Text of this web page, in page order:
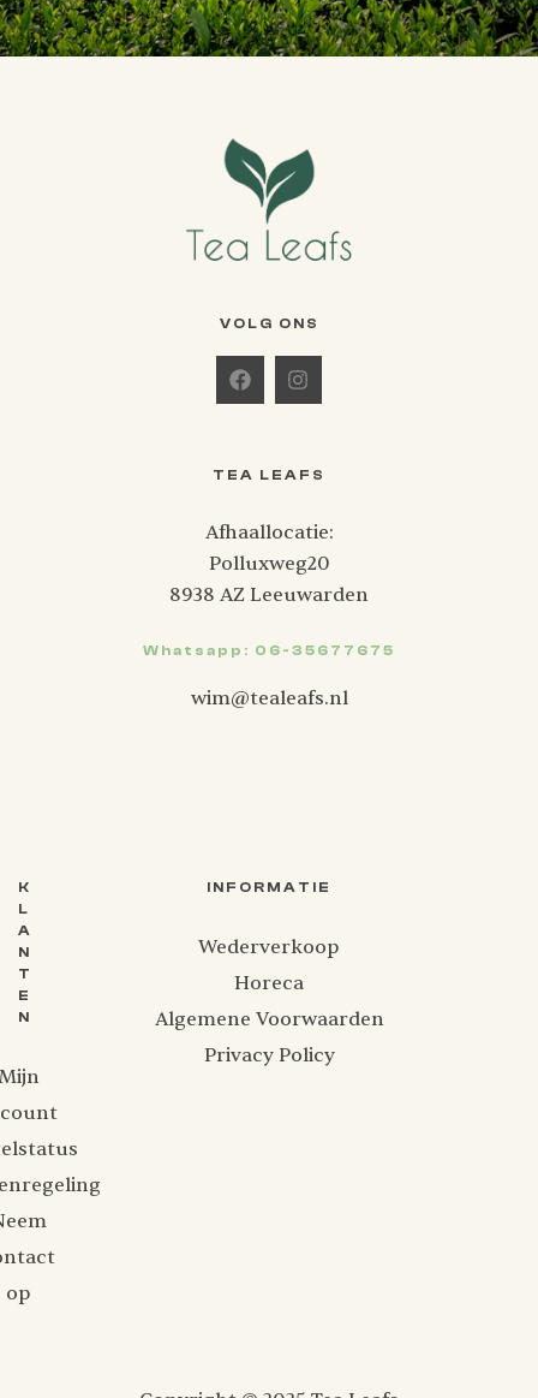
VOLG ONS
K
L
A
N
T
E
N
op
INFORMATIE
Wederverkoop
Horeca
Algemene Voorwaarden
Privacy Policy
TEA LEAFS
Afhaallocatie:
Polluxweg20
8938 AZ Leeuwarden
Whatsapp: 06-35677675
wim@tealeafs.nl